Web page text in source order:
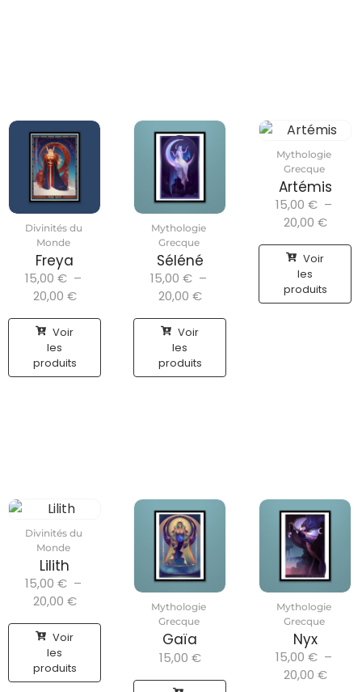
Divinités du
Monde
Freya
15,00 € –
20,00 €
Voir
les
produits
Mythologie
Grecque
Séléné
15,00 € –
20,00 €
Voir
les
produits
Mythologie
Grecque
Artémis
15,00 € –
20,00 €
Voir
les
produits
Divinités du
Monde
Lilith
15,00 € –
20,00 €
Voir
les
produits
Mythologie
Grecque
Gaïa
15,00 €
Mythologie
Grecque
Nyx
15,00 € –
20,00 €